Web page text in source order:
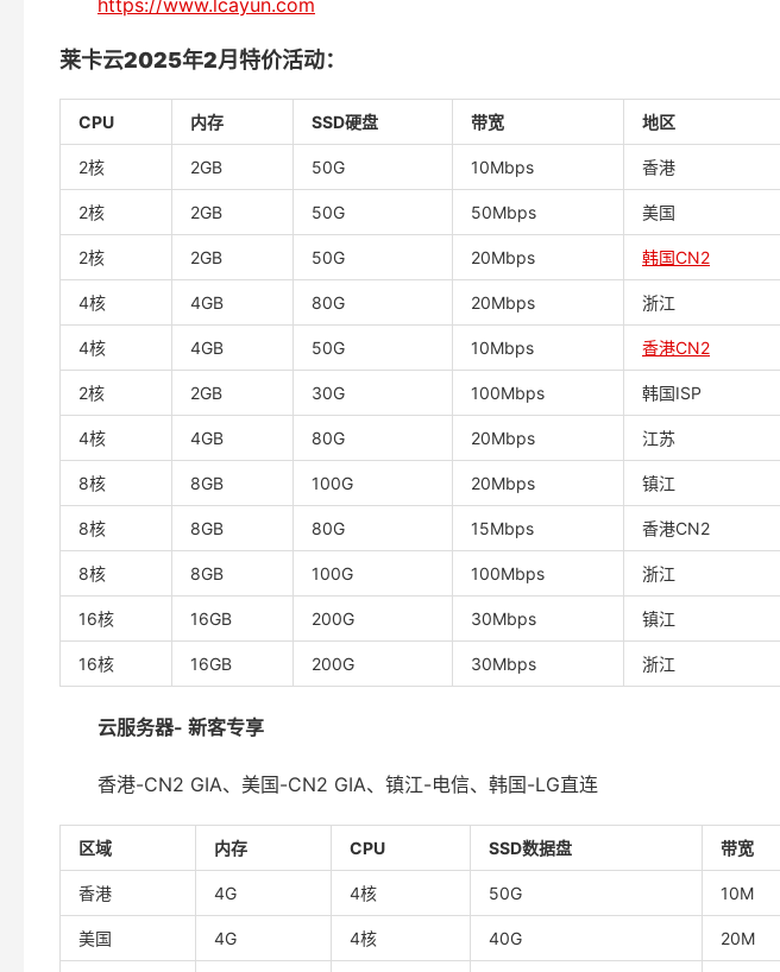
https://www.lcayun.com
莱卡云2025年2月特价活动：
CPU 内存 SSD硬盘 带宽 地区
2核 2GB 50G 10Mbps 香港
2核 2GB 50G 50Mbps 美国
2核 2GB 50G 20Mbps 韩国CN2
4核 4GB 80G 20Mbps 浙江
4核 4GB 50G 10Mbps 香港CN2
2核 2GB 30G 100Mbps 韩国ISP
4核 4GB 80G 20Mbps 江苏
8核 8GB 100G 20Mbps 镇江
8核 8GB 80G 15Mbps 香港CN2
8核 8GB 100G 100Mbps 浙江
16核 16GB 200G 30Mbps 镇江
16核 16GB 200G 30Mbps 浙江
云服务器- 新客专享
香港-CN2 GIA、美国-CN2 GIA、镇江-电信、韩国-LG直连
区域 内存 CPU SSD数据盘 带宽
香港 4G 4核 50G 10M
美国 4G 4核 40G 20M